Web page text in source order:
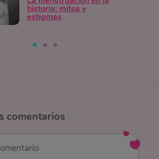
historia: mitos y
estigmas
comentarios